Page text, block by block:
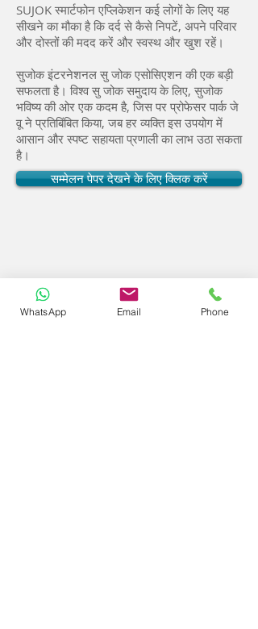
SUJOK स्मार्टफोन एप्लिकेशन कई लोगों के लिए यह
सीखने का मौका है कि दर्द से कैसे निपटें, अपने परिवार
और दोस्तों की मदद करें और स्वस्थ और खुश रहें।
सुजोक इंटरनेशनल सु जोक एसोसिएशन की एक बड़ी
सफलता है। विश्व सु जोक समुदाय के लिए, सुजोक
भविष्य की ओर एक कदम है, जिस पर प्रोफेसर पार्क जे
वू ने प्रतिबिंबित किया, जब हर व्यक्ति इस उपयोग में
आसान और स्पष्ट सहायता प्रणाली का लाभ उठा सकता
है।
सम्मेलन पेपर देखने के लिए क्लिक करें
WhatsApp Email Phone